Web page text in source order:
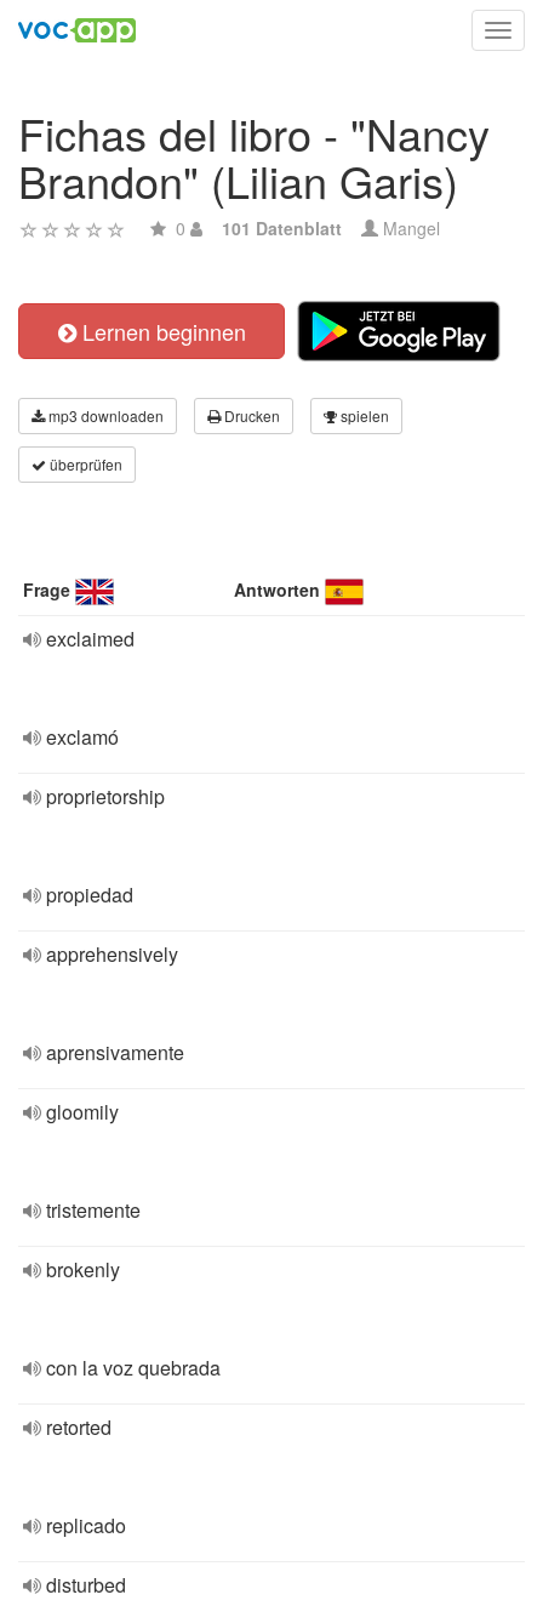
Fichas del libro - "Nancy
Brandon" (Lilian Garis)
0 101 Datenblatt Mangel
Lernen beginnen
mp3 downloaden Drucken spielen
überprüfen
Frage Antworten
exclaimed
exclamó
proprietorship
propiedad
apprehensively
aprensivamente
gloomily
tristemente
brokenly
con la voz quebrada
retorted
replicado
disturbed